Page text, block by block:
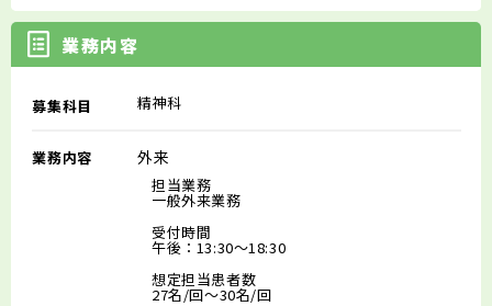
業務内容
募集科目 精神科
業務内容 外来
担当業務
一般外来業務
受付時間
午後：13:30～18:30
想定担当患者数
27名/回～30名/回